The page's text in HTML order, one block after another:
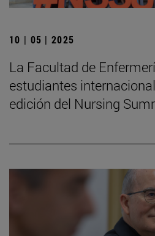
10 | 05 | 2025
La Facultad de
estudiantes
edición del Nursing